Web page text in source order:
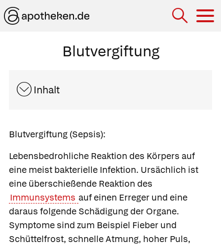
Blutvergiftung
Inhalt
Blutvergiftung (Sepsis):
Lebensbedrohliche Reaktion des Körpers auf
eine meist bakterielle Infektion. Ursächlich ist
eine überschießende Reaktion des
Immunsystems auf einen Erreger und eine
daraus folgende Schädigung der Organe.
Symptome sind zum Beispiel Fieber und
Schüttelfrost, schnelle Atmung, hoher Puls,